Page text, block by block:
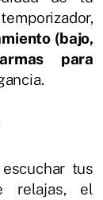
(bajo,
para
tus
relajas, el